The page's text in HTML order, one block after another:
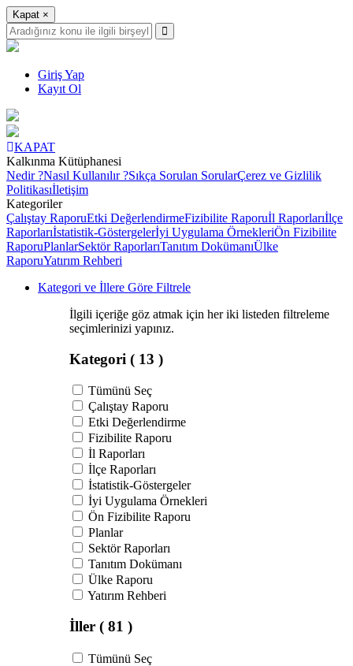
Kapat ×
Giriş Yap
Kayıt Ol
KAPAT
Kalkınma Kütüphanesi
Nedir ?Nasıl Kullanılır ?Sıkça Sorulan SorularÇerez ve Gizlilik
Politikasıİletişim
Kategoriler
Çalıştay RaporuEtki DeğerlendirmeFizibilite Raporuİl Raporlarıİlçe
Raporlarıİstatistik-Göstergelerİyi Uygulama ÖrnekleriÖn Fizibilite
RaporuPlanlarSektör RaporlarıTanıtım DokümanıÜlke
RaporuYatırım Rehberi
Kategori ve İllere Göre Filtrele
İlgili içeriğe göz atmak için her iki listeden filtreleme
seçimlerinizi yapınız.
Kategori ( 13 )
Tümünü Seç
Çalıştay Raporu
Etki Değerlendirme
Fizibilite Raporu
İl Raporları
İlçe Raporları
İstatistik-Göstergeler
İyi Uygulama Örnekleri
Ön Fizibilite Raporu
Planlar
Sektör Raporları
Tanıtım Dokümanı
Ülke Raporu
Yatırım Rehberi
İller ( 81 )
Tümünü Seç